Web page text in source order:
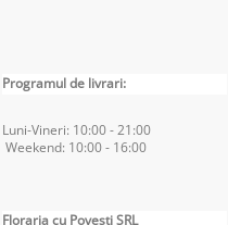
Programul de livrari:
Luni-Vineri: 10:00 - 21:00
Weekend: 10:00 - 16:00
Floraria cu Povesti SRL